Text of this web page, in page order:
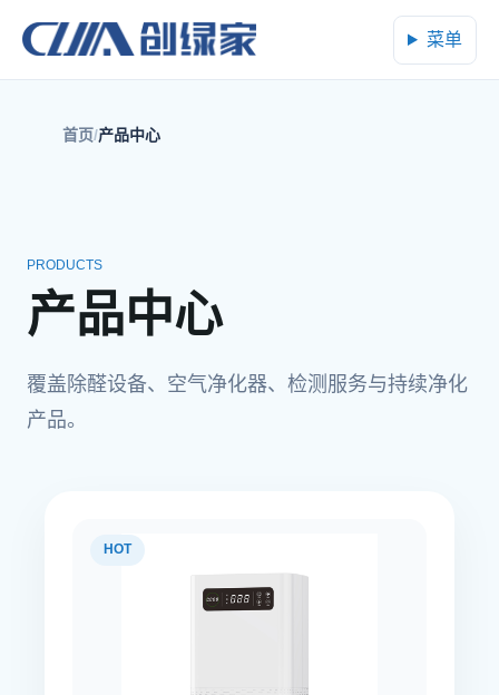
菜单
首页 产品中心
PRODUCTS
产品中心
覆盖除醛设备、空气净化器、检测服务与持续净化
产品。
HOT